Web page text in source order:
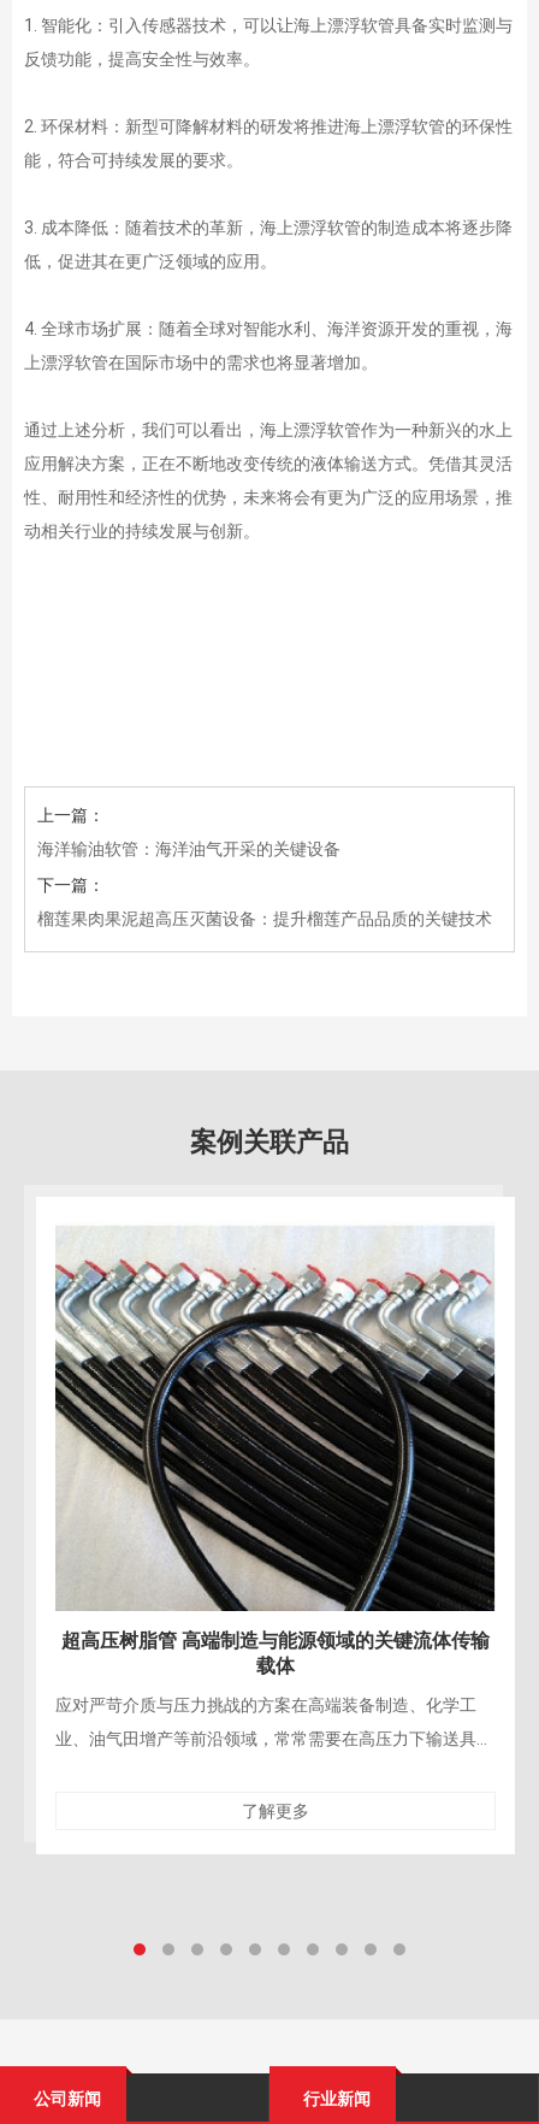
1. 智能化：引入传感器技术，可以让海上漂浮软管具备实时监测与
反馈功能，提高安全性与效率。
2. 环保材料：新型可降解材料的研发将推进海上漂浮软管的环保性
能，符合可持续发展的要求。
3. 成本降低：随着技术的革新，海上漂浮软管的制造成本将逐步降
低，促进其在更广泛领域的应用。
4. 全球市场扩展：随着全球对智能水利、海洋资源开发的重视，海
上漂浮软管在国际市场中的需求也将显著增加。
通过上述分析，我们可以看出，海上漂浮软管作为一种新兴的水上
应用解决方案，正在不断地改变传统的液体输送方式。凭借其灵活
性、耐用性和经济性的优势，未来将会有更为广泛的应用场景，推
动相关行业的持续发展与创新。
上一篇：
海洋输油软管：海洋油气开采的关键设备
下一篇：
榴莲果肉果泥超高压灭菌设备：提升榴莲产品品质的关键技术
案例关联产品
精密工程拆除的“柔性手术刀”在现代桥梁修复、建筑结构改
公司新闻 行业新闻